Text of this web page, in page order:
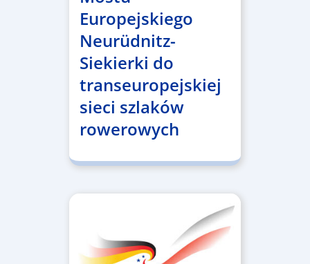
Europejskiego
Neurüdnitz-
Siekierki do
transeuropejskiej
sieci szlaków
rowerowych